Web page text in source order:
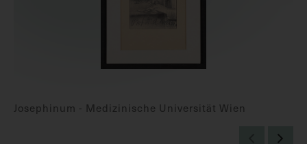
Josephinum - Medizinische Universität Wien